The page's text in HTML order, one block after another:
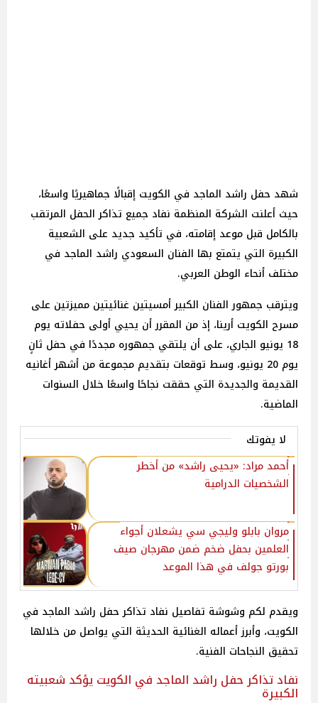
شهد حفل راشد الماجد في الكويت إقبالًا جماهيريًا واسعًا،
حيث أعلنت الشركة المنظمة نفاد جميع تذاكر الحفل المرتقب
بالكامل قبل موعد إقامته، في تأكيد جديد على الشعبية
الكبيرة التي يتمتع بها الفنان السعودي راشد الماجد في
مختلف أنحاء الوطن العربي.
ويترقب جمهور الفنان الكبير أمسيتين غنائيتين مميزتين على
مسرح الكويت أرينا، إذ من المقرر أن يحيي أولى حفلاته يوم
18 يونيو الجاري، على أن يلتقي جمهوره مجددًا في حفل ثانٍ
يوم 20 يونيو، وسط توقعات بتقديم مجموعة من أشهر أغانيه
القديمة والجديدة التي حققت نجاحًا واسعًا خلال السنوات
الماضية.
لا يفوتك
أحمد مراد: «يحيى راشد» من أخطر
الشخصيات الدرامية
مروان بابلو وليجي سي يشعلان أجواء
العلمين بحفل ضخم ضمن مهرجان صيف
بورتو جولف في هذا الموعد
ويقدم لكم وشوشة تفاصيل نفاد تذاكر حفل راشد الماجد في
الكويت، وأبرز أعماله الغنائية الحديثة التي يواصل من خلالها
تحقيق النجاحات الفنية.
نفاد تذاكر حفل راشد الماجد في الكويت يؤكد شعبيته
الكبيرة